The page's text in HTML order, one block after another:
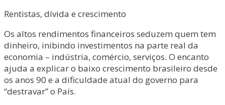
Rentistas, dívida e crescimento
Os altos rendimentos financeiros seduzem quem tem
dinheiro, inibindo investimentos na parte real da
economia – indústria, comércio, serviços. O encanto
ajuda a explicar o baixo crescimento brasileiro desde
os anos 90 e a dificuldade atual do governo para
“destravar” o País.